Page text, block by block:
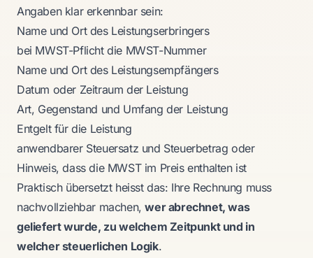
Angaben klar erkennbar sein:
Name und Ort des Leistungserbringers
bei MWST-Pflicht die MWST-Nummer
Name und Ort des Leistungsempfängers
Datum oder Zeitraum der Leistung
Art, Gegenstand und Umfang der Leistung
Entgelt für die Leistung
anwendbarer Steuersatz und Steuerbetrag oder
Hinweis, dass die MWST im Preis enthalten ist
Praktisch übersetzt heisst das: Ihre Rechnung muss
nachvollziehbar machen,wer abrechnet, was
geliefert wurde, zu welchem Zeitpunkt und in
welcher steuerlichen Logik.